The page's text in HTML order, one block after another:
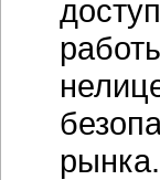
рынка.